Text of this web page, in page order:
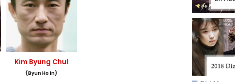
Kim Byung Chul
(Byun Ho In)